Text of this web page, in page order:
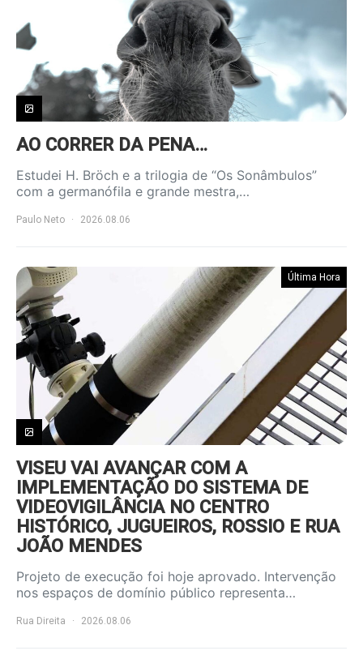
AO CORRER DA PENA…
Estudei H. Bröch e a trilogia de “Os Sonâmbulos”
com a germanófila e grande mestra,…
Paulo Neto 2026.08.06
Última Hora
VISEU VAI AVANÇAR COM A
IMPLEMENTAÇÃO DO SISTEMA DE
VIDEOVIGILÂNCIA NO CENTRO
HISTÓRICO, JUGUEIROS, ROSSIO E RUA
JOÃO MENDES
Projeto de execução foi hoje aprovado. Intervenção
nos espaços de domínio público representa…
Rua Direita 2026.08.06